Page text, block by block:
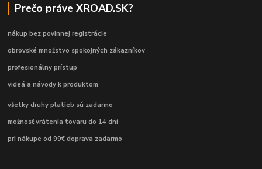
Prečo práve XROAD.SK?
nákup bez povinnej registrácie
obrovské množstvo spokojných zákazníkov
profesionálny prístup
videá a návody k produktom
všetky druhy platieb sú zadarmo
možnosť vrátenia tovaru do 14 dní
pri nákupe od 99€ doprava zadarmo